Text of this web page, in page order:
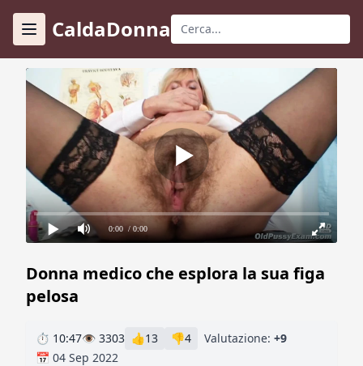
CaldaDonna
0:00 / 0:00
Donna medico che esplora la sua figa
pelosa
⏱ 10:47👁 3303 👍13 👎4 Valutazione: +9
📅 04 Sep 2022